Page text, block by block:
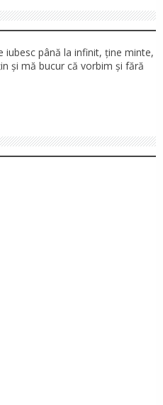
până la infinit, ține minte,
și mă bucur că vorbim și fără